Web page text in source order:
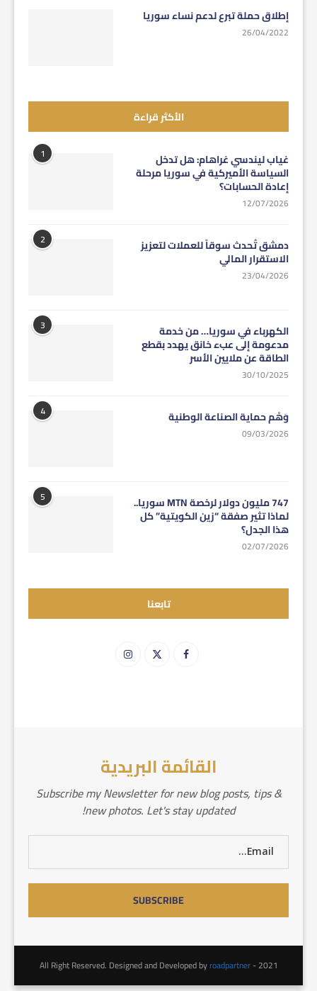
إطلاق حملة تبرع لدعم نساء سوريا
26/04/2022
الأكثر قراءة
1 غياب ليندسي غراهام: هل تدخل
السياسة الأميركية في سوريا مرحلة
إعادة الحسابات؟
12/07/2026
2 دمشق تُحدث سوقاً للعملات لتعزيز
الاستقرار المالي
23/04/2026
3 الكهرباء في سوريا… من خدمة
مدعومة إلى عبء خانق يهدد بقطع
الطاقة عن ملايين الأسر
30/10/2025
4 وَهْم حماية الصناعة الوطنية
09/03/2026
5 747 مليون دولار لرخصة MTN سوريا..
لماذا تثير صفقة “زين الكويتية” كل
هذا الجدل؟
02/07/2026
تابعنا
القائمة البريدية
Subscribe my Newsletter for new blog posts, tips &
new photos. Let's stay updated!
2021 - All Right Reserved. Designed and Developed by
roadpartner